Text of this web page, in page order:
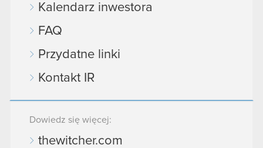
Kalendarz inwestora
FAQ
Przydatne linki
Kontakt IR
Dowiedz się więcej:
thewitcher.com